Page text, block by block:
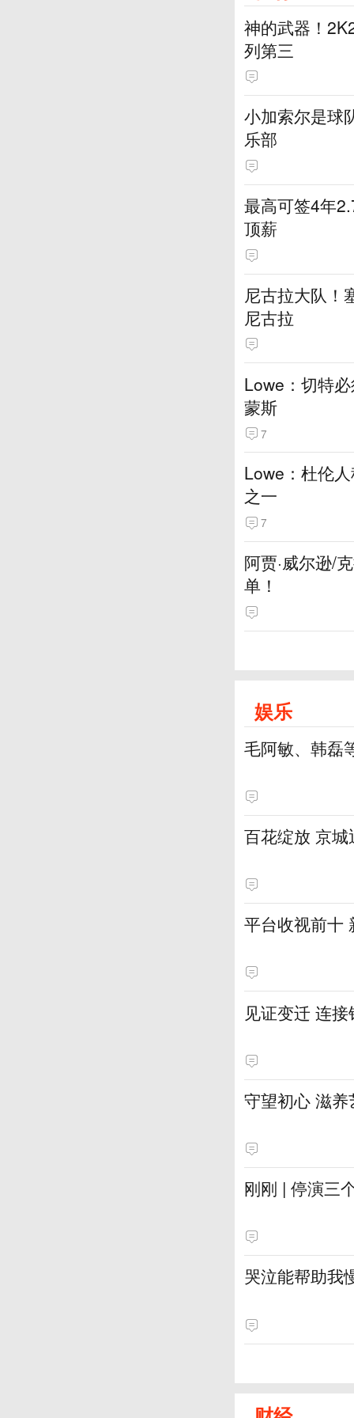
神的武器！
列第三
小加索尔是球
乐部
最高可签4年
顶薪
尼古拉大队！
尼古拉
Lowe：切特
蒙斯
7
Lowe：杜伦
之一
7
阿贾·威尔逊/
单！
娱乐
毛阿敏、韩磊
百花绽放 京
平台收视前十
见证变迁 连
守望初心 滋
刚刚 | 停演三
哭泣能帮助我